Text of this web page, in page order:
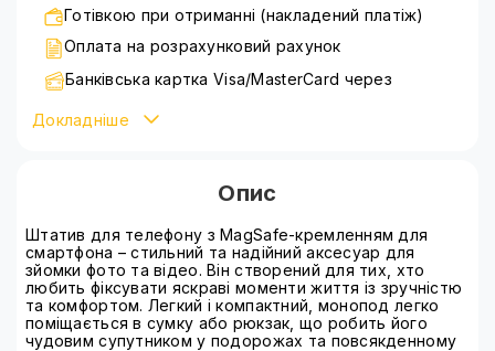
Готівкою при отриманні (накладений платіж)
Оплата на розрахунковий рахунок
Банківська картка Visa/MasterCard через
Детальніше ознайомитися зі способами оплати можна
Докладніше
Опис
Штатив для телефону з MagSafe-кремленням для
смартфона – стильний та надійний аксесуар для
зйомки фото та відео. Він створений для тих, хто
любить фіксувати яскраві моменти життя із зручністю
та комфортом. Легкий і компактний, монопод легко
поміщається в сумку або рюкзак, що робить його
чудовим супутником у подорожах та повсякденному